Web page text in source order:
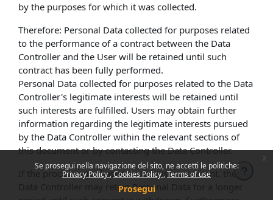
Se prosegui nella navigazione del sito, ne accetti le politiche:
Privacy Policy Cookies Policy Terms of use
Prosegui
by the purposes for which it was collected.
Therefore: Personal Data collected for purposes related
to the performance of a contract between the Data
Controller and the User will be retained until such
contract has been fully performed.
Personal Data collected for purposes related to the Data
Controller's legitimate interests will be retained until
such interests are fulfilled. Users may obtain further
information regarding the legitimate interests pursued
by the Data Controller within the relevant sections of
this document or by contacting the Data Controller.
If the processing is based on the User's consent, the
Data Controller may retain Personal Data for a longer